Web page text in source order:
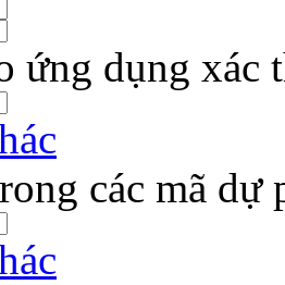
ứng dụng xác
các mã dự